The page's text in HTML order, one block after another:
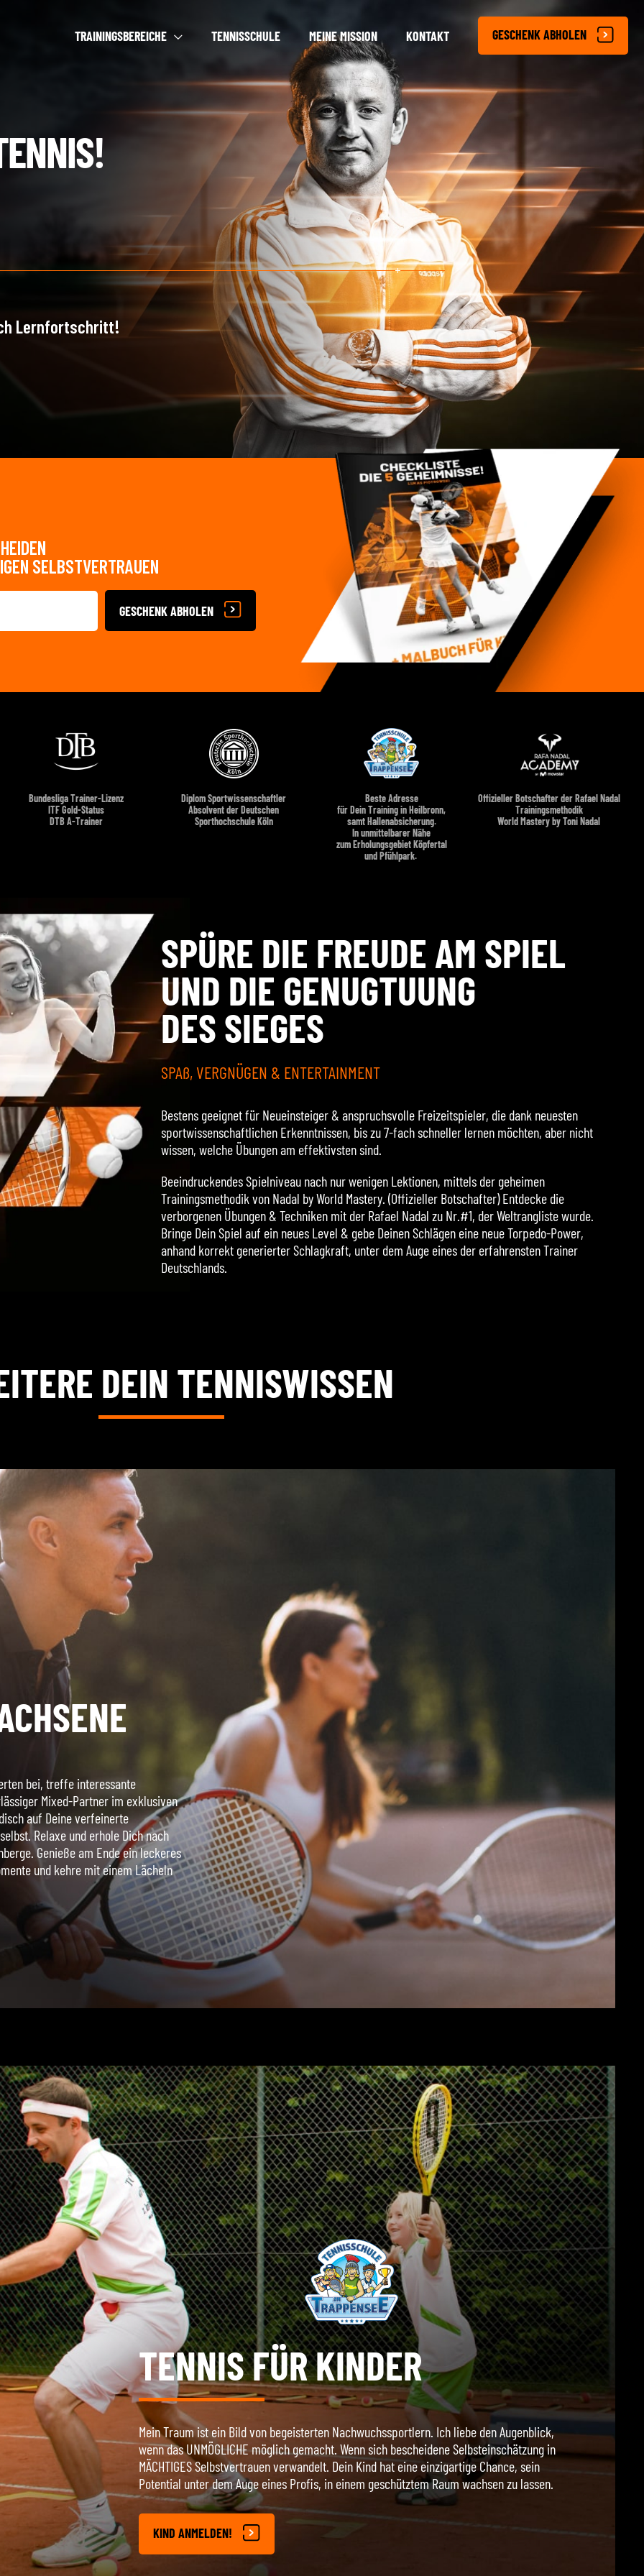
TRAININGSBEREICHE TENNISSCHULE MEINE MISSION KONTAKT GESCHENK ABHOLEN
Lernfortschritt!
SELBSTVERTRAUEN
GESCHENK ABHOLEN
Bundesliga Trainer-Lizenz
ITF Gold-Status
DTB A-Trainer
Diplom Sportwissenschaftler
Absolvent der Deutschen
Sporthochschule Köln
Beste Adresse
für Dein Training in Heilbronn,
samt Hallenabsicherung.
In unmittelbarer Nähe
zum Erholungsgebiet Köpfertal
und Pfühlpark.
Offizieller Botschafter der Rafael Nadal
Trainingsmethodik
World Mastery by Toni Nadal
SPÜRE DIE FREUDE AM SPIEL
UND DIE GENUGTUUNG
DES SIEGES
SPAß, VERGNÜGEN & ENTERTAINMENT
Bestens geeignet für Neueinsteiger & anspruchsvolle Freizeitspieler, die dank neuesten
sportwissenschaftlichen Erkenntnissen, bis zu 7-fach schneller lernen möchten, aber nicht
wissen, welche Übungen am effektivsten sind.
Beeindruckendes Spielniveau nach nur wenigen Lektionen, mittels der geheimen
Trainingsmethodik von Nadal by World Mastery. (Offizieller Botschafter) Entdecke die
verborgenen Übungen & Techniken mit der Rafael Nadal zu Nr.#1, der Weltrangliste wurde.
Bringe Dein Spiel auf ein neues Level & gebe Deinen Schlägen eine neue Torpedo-Power,
anhand korrekt generierter Schlagkraft, unter dem Auge eines der erfahrensten Trainer
Deutschlands.
DEIN TENNISWISSEN
bei, treffe interessante
Mixed-Partner im exklusiven
auf Deine verfeinerte
Relaxe und erhole Dich nach
Genieße am Ende ein leckeres
und kehre mit einem Lächeln
TENNIS FÜR KINDER
Mein Traum ist ein Bild von begeisterten Nachwuchssportlern. Ich liebe den Augenblick,
wenn das UNMÖGLICHE möglich gemacht. Wenn sich bescheidene Selbsteinschätzung in
MÄCHTIGES Selbstvertrauen verwandelt. Dein Kind hat eine einzigartige Chance, sein
Potential unter dem Auge eines Profis, in einem geschütztem Raum wachsen zu lassen.
KIND ANMELDEN!